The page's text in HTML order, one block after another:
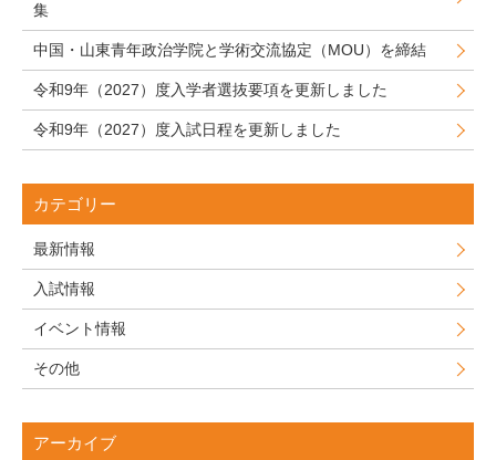
集
中国・山東青年政治学院と学術交流協定（MOU）を締結
令和9年（2027）度入学者選抜要項を更新しました
令和9年（2027）度入試日程を更新しました
カテゴリー
最新情報
入試情報
イベント情報
その他
アーカイブ